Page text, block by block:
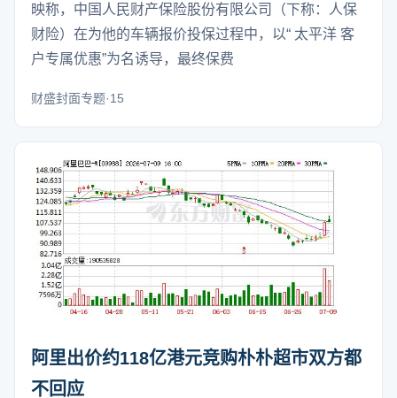
映称，中国人民财产保险股份有限公司（下称：人保
财险）在为他的车辆报价投保过程中，以“ 太平洋 客
户专属优惠”为名诱导，最终保费
财盛封面专题·15
阿里出价约118亿港元竞购朴朴超市双方都
不回应